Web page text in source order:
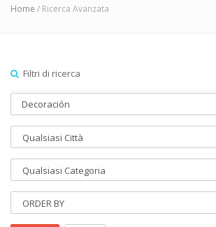
Home / Ricerca Avanzata
Filtri di ricerca